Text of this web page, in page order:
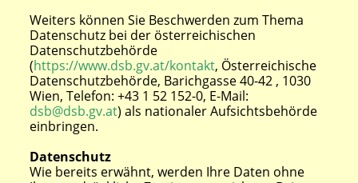
Weiters können Sie Beschwerden zum Thema
Datenschutz bei der österreichischen
Datenschutzbehörde
(https://www.dsb.gv.at/kontakt, Österreichische
Datenschutzbehörde, Barichgasse 40-42 , 1030
Wien, Telefon: +43 1 52 152-0, E-Mail:
dsb@dsb.gv.at) als nationaler Aufsichtsbehörde
einbringen.
Datenschutz
Wie bereits erwähnt, werden Ihre Daten ohne